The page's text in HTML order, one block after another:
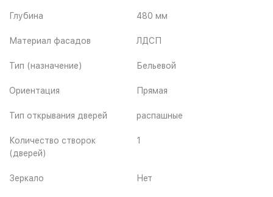
Глубина 480 мм
Материал фасадов ЛДСП
Тип (назначение) Бельевой
Ориентация Прямая
Тип открывания дверей распашные
Количество створок
(дверей)
1
Зеркало Нет